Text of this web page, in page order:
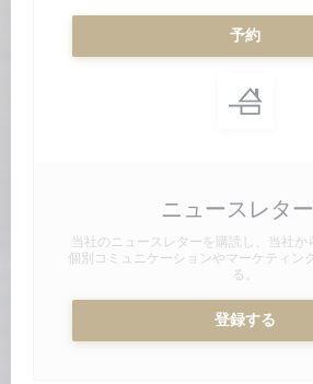
予約
ニュースレター
当社のニュースレターを購読し、当社か
個別コミュニケーションやマーケティン
る。
登録する